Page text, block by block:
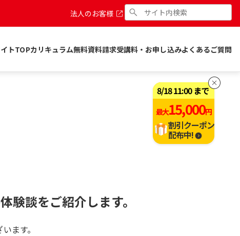
法人のお客様
トTOPカリキュラム無料資料請求受講料・お申し込みよくあるご質問
8/1811:00 まで
最大15,000円
割引クーポン
配布中!
験談をご紹介します。
ます。